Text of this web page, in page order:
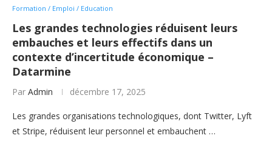
Formation / Emploi / Education
Les grandes technologies réduisent leurs
embauches et leurs effectifs dans un
contexte d’incertitude économique –
Datarmine
Par Admin décembre 17, 2025
Les grandes organisations technologiques, dont Twitter, Lyft
et Stripe, réduisent leur personnel et embauchent …